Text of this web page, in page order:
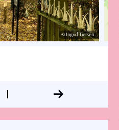
© Ingrid Tiersen
© Ingrid Tiersen